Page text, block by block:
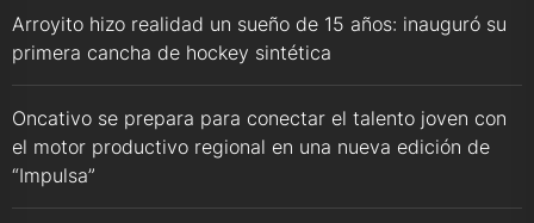
Arroyito hizo realidad un sueño de 15 años: inauguró su
primera cancha de hockey sintética
Oncativo se prepara para conectar el talento joven con
el motor productivo regional en una nueva edición de
“Impulsa”